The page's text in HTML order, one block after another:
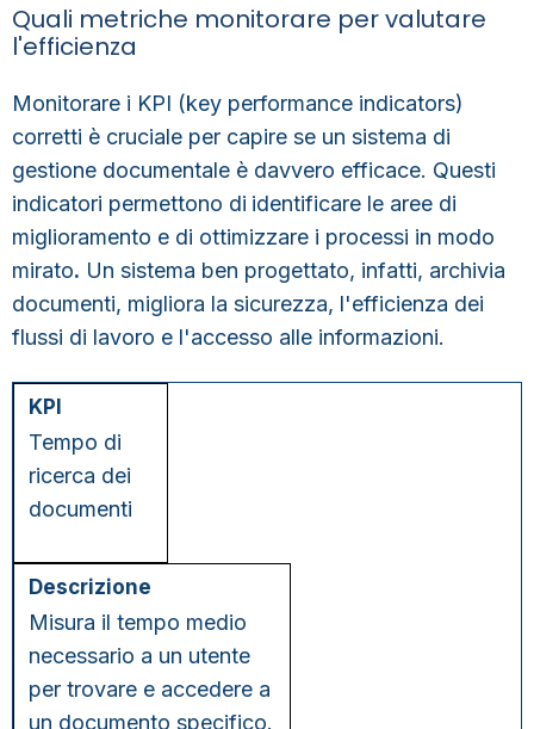
Quali metriche monitorare per valutare
l'efficienza
Monitorare i KPI (key performance indicators)
corretti è cruciale per capire se un sistema di
gestione documentale è davvero efficace. Questi
indicatori permettono di identificare le aree di
miglioramento e di ottimizzare i processi in modo
mirato. Un sistema ben progettato, infatti, archivia
documenti, migliora la sicurezza, l'efficienza dei
flussi di lavoro e l'accesso alle informazioni.
KPI
Tempo di
ricerca dei
documenti
Misura il tempo medio
necessario a un utente
per trovare e accedere a
un documento specifico.